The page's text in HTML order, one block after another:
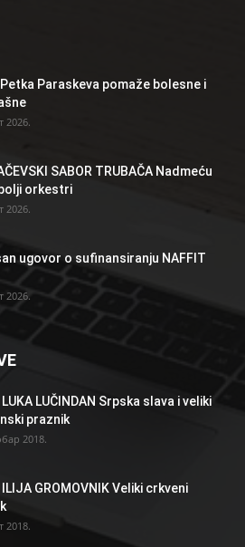
Paraskeva pomaže bolesne i
2026.
SABOR TRUBAČA Nadmeću
orkestri
2026.
ugovor o sufinansiranju NAFFIT
2026.
LUČINDAN Srpska slava i veliki
praznik
2018.
ILIJA GROMOVNIK Veliki crkveni
2018.